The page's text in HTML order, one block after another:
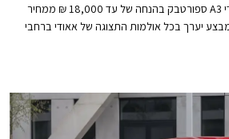
מוצעים דגמי אאודי A1 ואאודי A3 ספורטבק בהנחה של עד 18,000 ₪ ממחיר
יערך בכל אולמות התצוגה של אאודי ברחבי